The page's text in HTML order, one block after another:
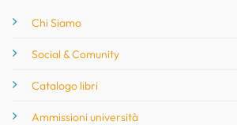
Chi Siamo
Social & Comunity
Catalogo libri
Ammissioni università